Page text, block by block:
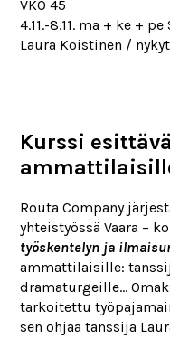
VKO 45
4.11.-8.11. ma + ke +
Laura Koistinen /
Kurssi
Routa Company
yhteistyössä Vaara –
työskentelyn ja
ammattilaisille:
dramaturgeille…
tarkoitettu
sen ohjaa tanssija